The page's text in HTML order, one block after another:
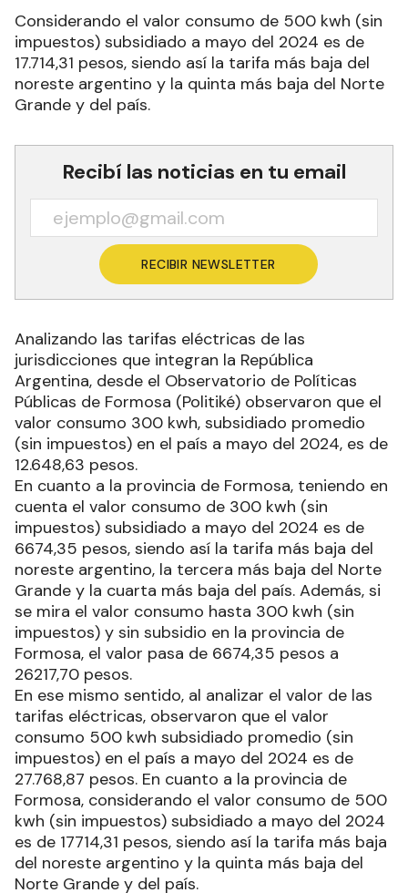
17.714,31 pesos, siendo así la tarifa más baja del
noreste argentino y la quinta más baja del Norte
Grande y del país.
RECIBIR NEWSLETTER
Analizando las tarifas eléctricas de las
Argentina, desde el Observatorio de Políticas
Públicas de Formosa (Politiké) observaron que el
valor consumo 300 kwh, subsidiado promedio
(sin impuestos) en el país a mayo del 2024, es de
12.648,63 pesos.
En cuanto a la provincia de Formosa, teniendo en
cuenta el valor consumo de 300 kwh (sin
impuestos) subsidiado a mayo del 2024 es de
6674,35 pesos, siendo así la tarifa más baja del
noreste argentino, la tercera más baja del Norte
Grande y la cuarta más baja del país. Además, si
se mira el valor consumo hasta 300 kwh (sin
impuestos) y sin subsidio en la provincia de
Formosa, el valor pasa de 6674,35 pesos a
26217,70 pesos.
En ese mismo sentido, al analizar el valor de las
tarifas eléctricas, observaron que el valor
consumo 500 kwh subsidiado promedio (sin
impuestos) en el país a mayo del 2024 es de
27.768,87 pesos. En cuanto a la provincia de
Formosa, considerando el valor consumo de 500
kwh (sin impuestos) subsidiado a mayo del 2024
es de 17714,31 pesos, siendo así la tarifa más baja
del noreste argentino y la quinta más baja del
Norte Grande y del país.
Además, si se examina el valor consumo hasta
500 kwh (sin impuestos) y sin subsidio en la